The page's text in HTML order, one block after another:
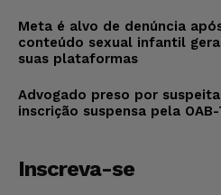
Meta é alvo de denúncia
conteúdo sexual infantil
suas plataformas
Advogado preso por
inscrição suspensa pela OAB-
Inscreva-se